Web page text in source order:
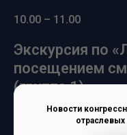
Новости
10.00 – 11.00
Экскурсия по
посещением
(группа 1)